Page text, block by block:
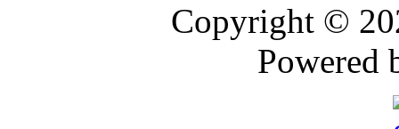
Copyright ©
Powered